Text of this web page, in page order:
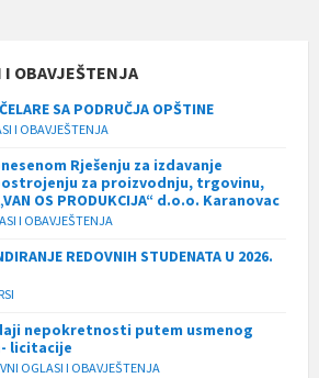
I OBAVJEŠTENJA
SA PODRUČJA OPŠTINE
I OBAVJEŠTENJA
Rješenju za izdavanje
za proizvodnju, trgovinu,
OS PRODUKCIJA“ d.o.o. Karanovac
I OBAVJEŠTENJA
REDOVNIH STUDENATA U 2026.
nepokretnosti putem usmenog
licitacije
OGLASI I OBAVJEŠTENJA